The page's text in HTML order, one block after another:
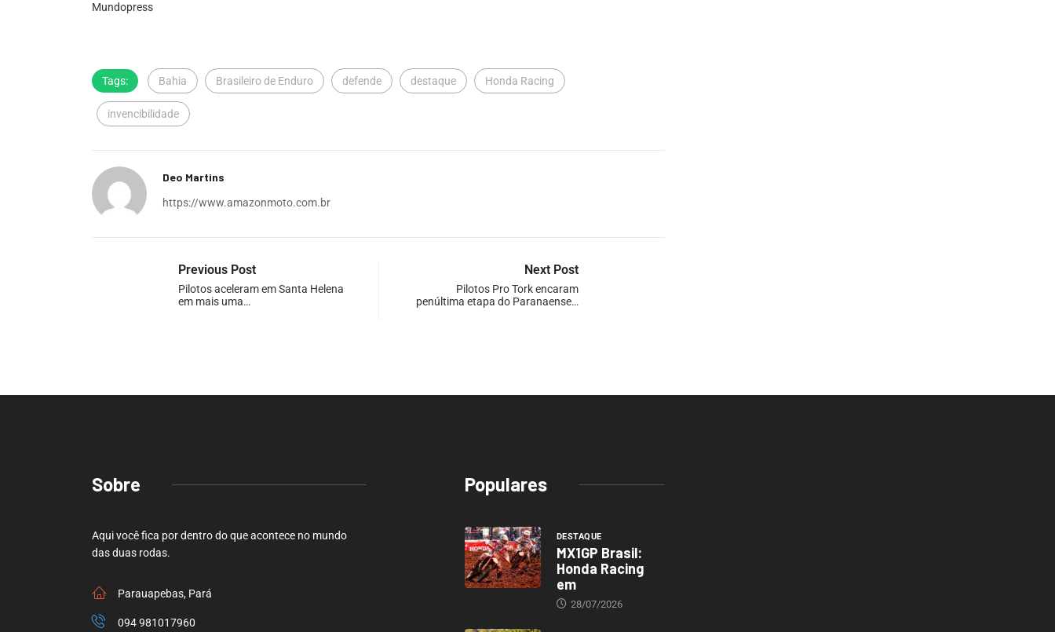
Mundopress
Tags: Bahia Brasileiro de Enduro defende destaque Honda Racing
invencibilidade
Deo Martins
https://www.amazonmoto.com.br
Previous Post
Pilotos aceleram em Santa Helena
em mais uma…
Next Post
Pilotos Pro Tork encaram
penúltima etapa do Paranaense…
Sobre
Aqui você fica por dentro do que acontece no mundo
das duas rodas.
Parauapebas, Pará
094 981017960
Populares
DESTAQUE
MX1GP Brasil:
Honda Racing
em
28/07/2026